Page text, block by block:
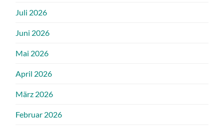
Juli 2026
Juni 2026
Mai 2026
April 2026
März 2026
Februar 2026